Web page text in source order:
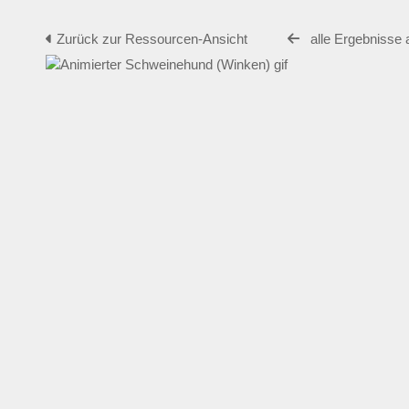
Zurück zur Ressourcen-Ansicht alle Ergebnisse